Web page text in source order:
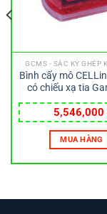
GCMS - SẮC KÝ GHÉP
Bình cấy mô
có chiếu xạ tia
5,546,000
MUA HÀNG